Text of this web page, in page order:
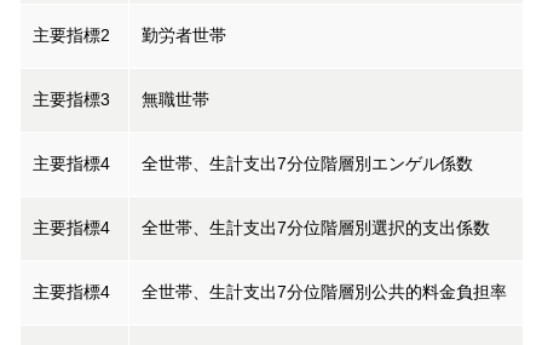
主要指標2 勤労者世帯
主要指標3 無職世帯
主要指標4 全世帯、生計支出7分位階層別エンゲル係数
主要指標4 全世帯、生計支出7分位階層別選択的支出係数
主要指標4 全世帯、生計支出7分位階層別公共的料金負担率